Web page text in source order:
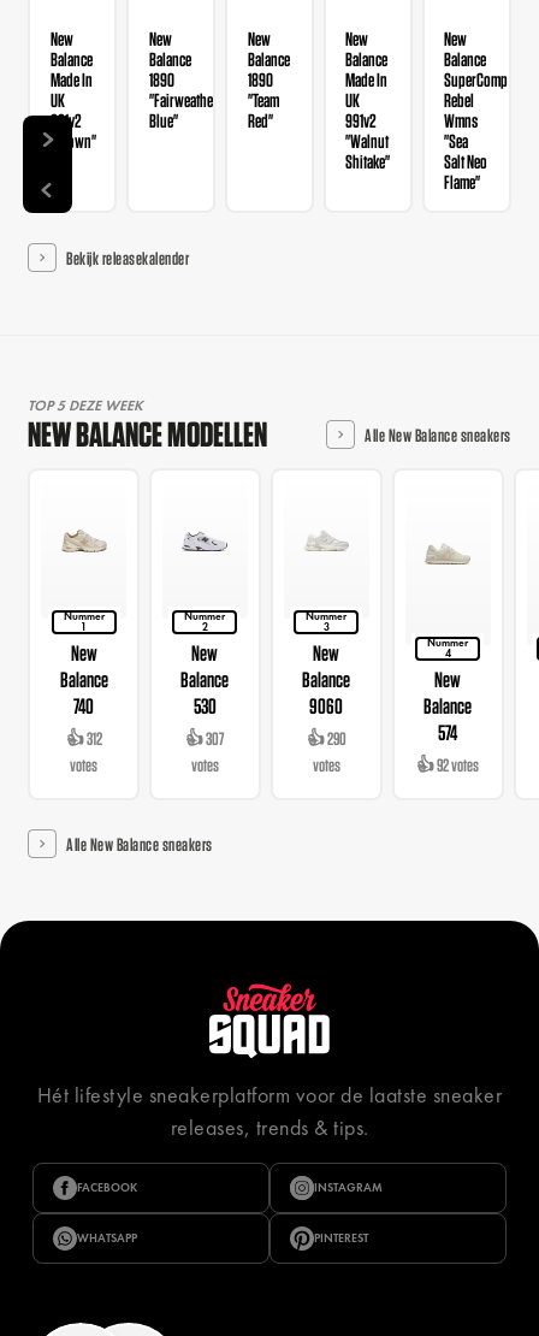
New
Balance
Made In
UK
991v2
"Brown"
New
Balance
1890
"Fairweather
Blue"
New
Balance
1890
"Team
Red"
New
Balance
Made In
UK
991v2
"Walnut
Shitake"
New
Balance
SuperComp
Rebel
Wmns
"Sea
Salt Neo
Flame"
Bekijk releasekalender
TOP 5 DEZE WEEK
NEW BALANCE MODELLEN Alle New Balance sneakers
Nummer
1
New
Balance
740
👍 312
votes
Nummer
2
New
Balance
530
👍 307
votes
Nummer
3
New
Balance
9060
👍 290
votes
Nummer
4
New
Balance
574
👍 92 votes
Alle New Balance sneakers
Hét lifestyle sneakerplatform voor de laatste sneaker
releases, trends & tips.
FACEBOOK INSTAGRAM
WHATSAPP PINTEREST